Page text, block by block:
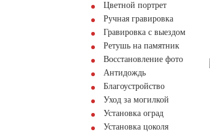
Цветной портрет
Ручная гравировка
Гравировка с выездом
Ретушь на памятник
Восстановление фото
Антидождь
Благоустройство
Уход за могилкой
Установка оград
Установка цоколя